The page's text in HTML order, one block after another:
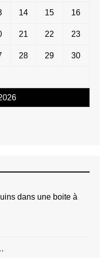
14 15 16
21 22 23
28 29 30
dans une boite à